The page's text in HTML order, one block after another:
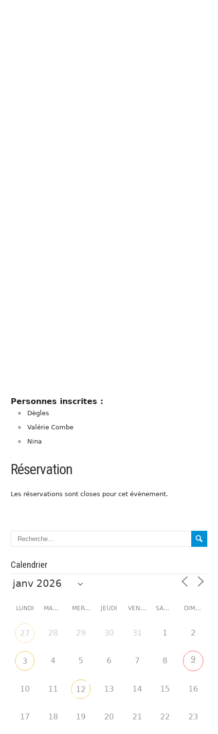
Personnes inscrites :
Dègles
Valérie Combe
Nina
Réservation
Les réservations sont closes pour cet évènement.
Calendrier
LUNDI MARDI MERCREDI JEUDI VENDREDI SAMEDI DIMANCHE
27 28 29 30 31 1 2
3 4 5 6 7 8 9
10 11 12 13 14 15 16
17 18 19 20 21 22 23